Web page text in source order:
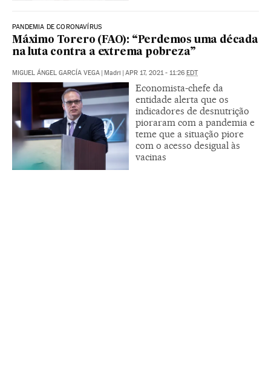
PANDEMIA DE CORONAVÍRUS
Máximo Torero (FAO): “Perdemos uma década
na luta contra a extrema pobreza”
MIGUEL ÁNGEL GARCÍA VEGA | Madri | APR 17, 2021 - 11:26 EDT
Economista-chefe da
entidade alerta que os
indicadores de desnutrição
pioraram com a pandemia e
teme que a situação piore
com o acesso desigual às
vacinas